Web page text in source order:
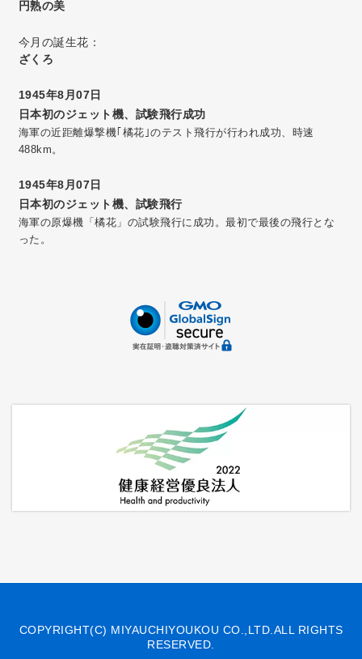
円熟の美
今月の誕生花：
ざくろ
1945年8月07日
日本初のジェット機、試験飛行成功
海軍の近距離爆撃機｢橘花｣のテスト飛行が行われ成功、時速
488km。
1945年8月07日
日本初のジェット機、試験飛行
海軍の原爆機「橘花」の試験飛行に成功。最初で最後の飛行とな
った。
COPYRIGHT(C) MIYAUCHIYOUKOU CO.,LTD.ALL RIGHTS
RESERVED.